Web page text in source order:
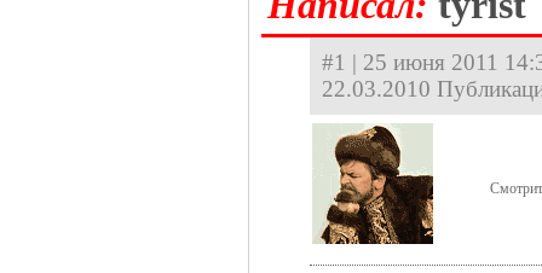
#1 | 25 июня 2011
22.03.2010